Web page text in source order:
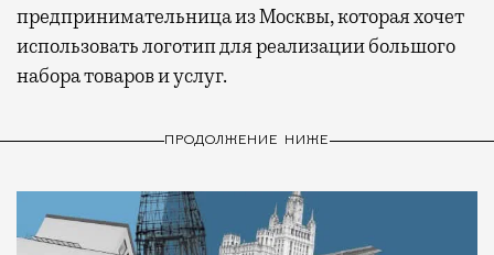
предпринимательница из Москвы, которая хочет
использовать логотип для реализации большого
набора товаров и услуг.
ПРОДОЛЖЕНИЕ НИЖЕ